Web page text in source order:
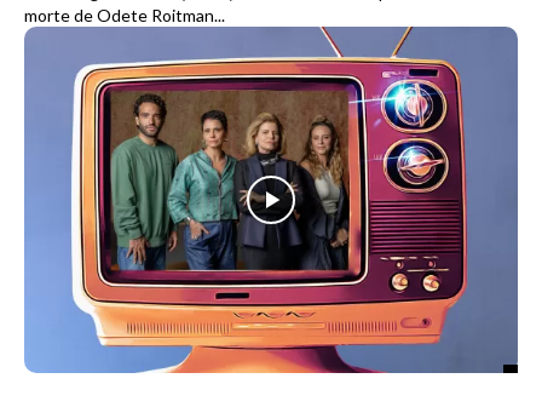
morte de Odete Roitman...